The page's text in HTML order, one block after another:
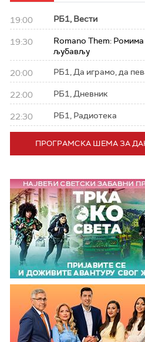
19:00 РБ1, Вести
19:30
Romano Them: Ромима
љубављу
20:00 РБ1, Да играмо, да
22:00 РБ1, Дневник
22:30 РБ1, Радиотека
ПРОГРАМСКА ШЕМА ЗА